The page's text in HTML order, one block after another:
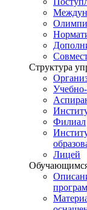
Структура
Филиал
Лицей